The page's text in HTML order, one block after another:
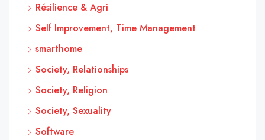
Résilience & Agri
Self Improvement, Time Management
smarthome
Society, Relationships
Society, Religion
Society, Sexuality
Software